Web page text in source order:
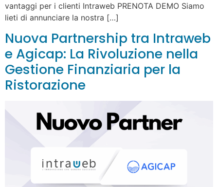
vantaggi per i clienti Intraweb PRENOTA DEMO Siamo
lieti di annunciare la nostra […]
Nuova Partnership tra Intraweb
e Agicap: La Rivoluzione nella
Gestione Finanziaria per la
Ristorazione